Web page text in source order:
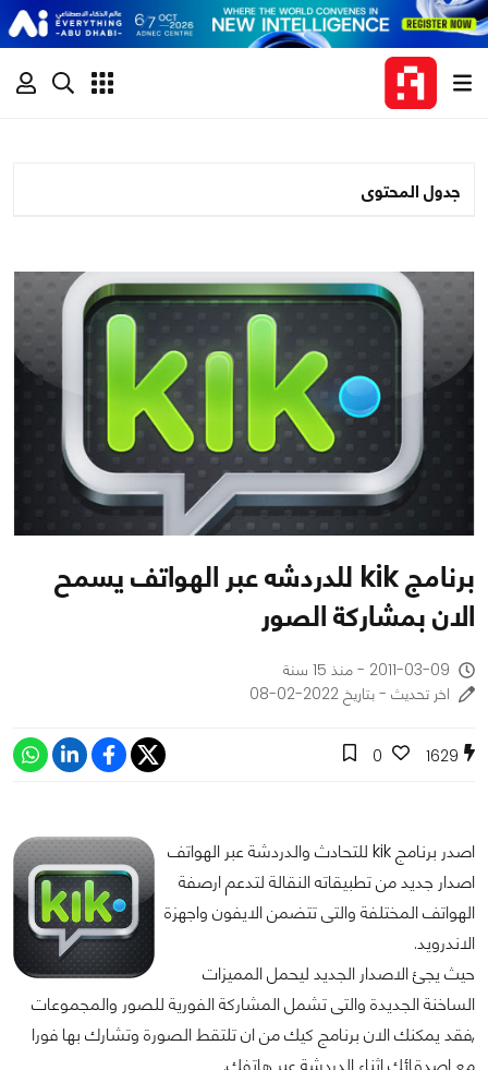
جدول المحتوى
برنامج kik للدردشه عبر الهواتف يسمح
الان بمشاركة الصور
2011-03-09 - منذ 15 سنة
اخر تحديث - بتاريخ 2022-02-08
1629
0
اصدر برنامج kik للتحادث والدردشة عبر الهواتف
اصدار جديد من تطبيقاته النقالة لتدعم ارصفة
الهواتف المختلفة والتى تتضمن الايفون واجهزة
الاندرويد.
حيث يجئ الاصدار الجديد ليحمل المميزات
الساخنة الجديدة والتى تشمل المشاركة الفورية للصور والمجموعات
,فقد يمكنك الان برنامج كيك من ان تلتقط الصورة وتشارك بها فورا